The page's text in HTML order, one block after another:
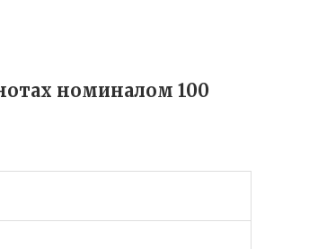
номиналом 100